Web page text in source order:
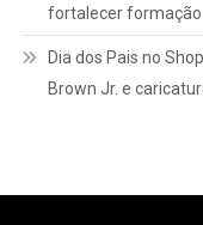
fortalecer
Dia dos Pais no
Brown Jr. e